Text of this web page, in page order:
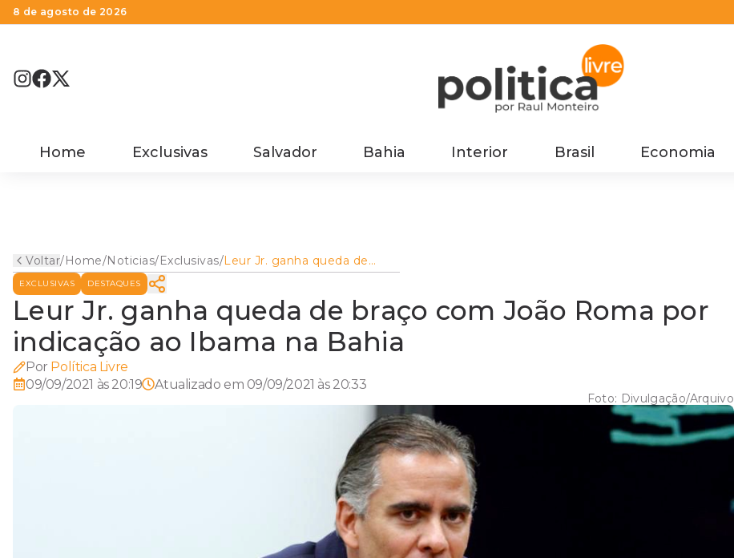
8 de agosto de 2026
Home Exclusivas Salvador Bahia Interior Brasil Economia
Voltar/Home/Noticias/Exclusivas/Leur Jr. ganha queda de
braço com João Roma por
EXCLUSIVAS DESTAQUES
Leur Jr. ganha queda de braço com João Roma por
indicação ao Ibama na Bahia
Por Política Livre
09/09/2021 às 20:19
Atualizado em 09/09/2021 às 20:33
Foto: Divulgação/Arquivo